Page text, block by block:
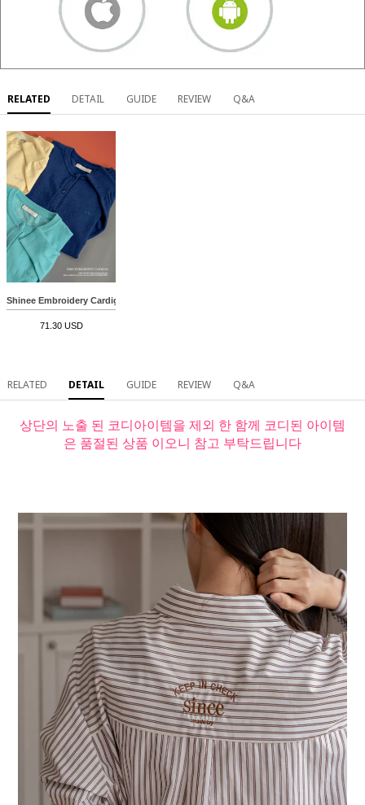
RELATED DETAIL GUIDE REVIEW Q&A
Shinee Embroidery Cardigan
71.30 USD
RELATED DETAIL GUIDE REVIEW Q&A
상단의 노출 된 코디아이템을 제외 한 함께 코디된 아이템
은 품절된 상품 이오니 참고 부탁드립니다